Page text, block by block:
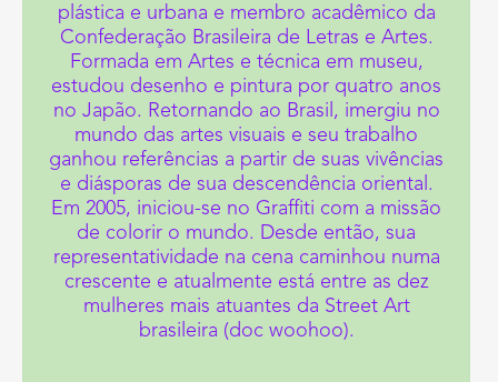
plástica e urbana e membro acadêmico da
Confederação Brasileira de Letras e Artes.
Formada em Artes e técnica em museu,
estudou desenho e pintura por quatro anos
no Japão. Retornando ao Brasil, imergiu no
mundo das artes visuais e seu trabalho
ganhou referências a partir de suas vivências
e diásporas de sua descendência oriental.
Em 2005, iniciou-se no Graffiti com a missão
de colorir o mundo. Desde então, sua
representatividade na cena caminhou numa
crescente e atualmente está entre as dez
mulheres mais atuantes da Street Art
brasileira (doc woohoo).